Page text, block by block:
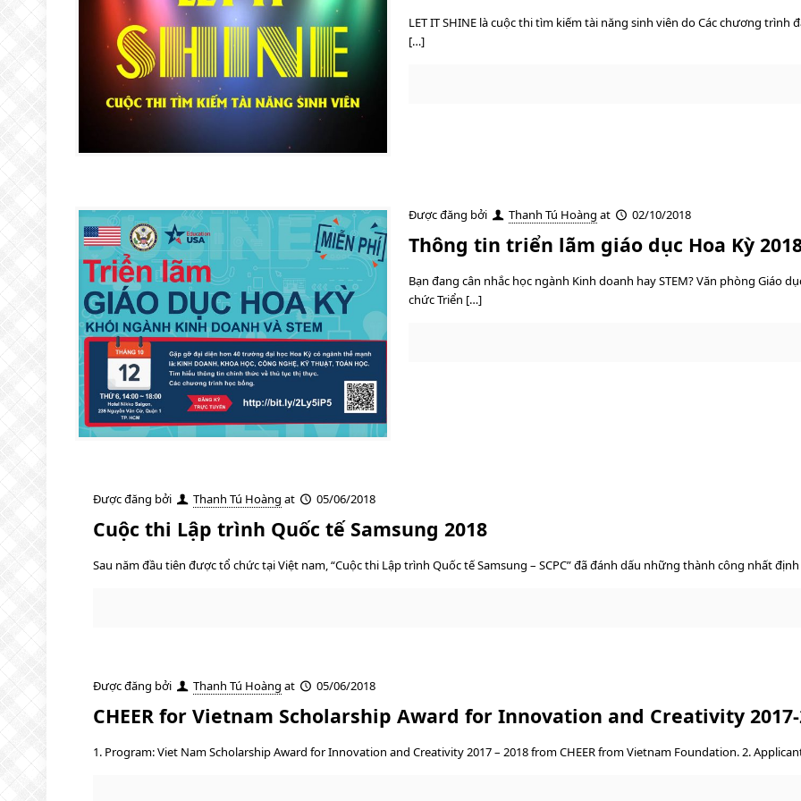
LET IT SHINE là cuộc thi tìm kiếm tài năng sinh viên do Các chương
[…]
Được đăng bởi Thanh Tú Hoàng at 02/10/2018
Thông tin triển lãm giáo dục Hoa Kỳ
Bạn đang cân nhắc học ngành Kinh doanh hay STEM? Văn phòng Giáo
chức Triển […]
Được đăng bởi Thanh Tú Hoàng at 05/06/2018
Cuộc thi Lập trình Quốc tế Samsung 2018
Sau năm đầu tiên được tổ chức tại Việt nam, “Cuộc thi Lập trình Quốc tế Samsung – SCPC” đã đánh dấu những thành công nhất
Được đăng bởi Thanh Tú Hoàng at 05/06/2018
CHEER for Vietnam Scholarship Award for Innovation and Creativity 2017-
1. Program: Viet Nam Scholarship Award for Innovation and Creativity 2017 – 2018 from CHEER from Vietnam Foundation. 2.